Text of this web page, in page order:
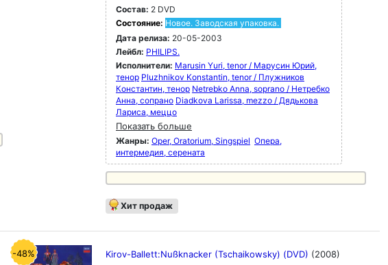
Состав: 2 DVD
Состояние: Новое. Заводская упаковка.
Дата релиза: 20-05-2003
Лейбл: PHILIPS.
Исполнители: Marusin Yuri, tenor / Марусин Юрий,
тенор Pluzhnikov Konstantin, tenor / Плужников
Константин, тенор Netrebko Anna, soprano / Нетребко
Анна, сопрано Diadkova Larissa, mezzo / Дядькова
Лариса, меццо
Показать больше
Жанры: Oper, Oratorium, Singspiel Опера,
интермедия, серената
Хит продаж
-48% Kirov-Ballett:Nußknacker (Tschaikowsky) (DVD) (2008)